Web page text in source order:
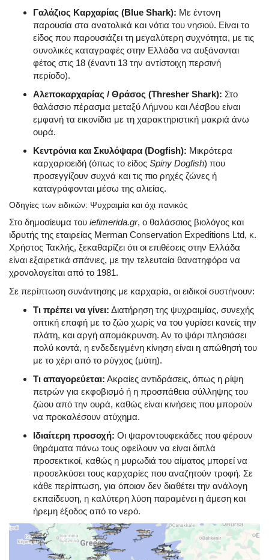
Γαλάζιος Καρχαρίας (Blue Shark): Με έντονη
παρουσία στα ανατολικά και νότια του νησιού. Είναι το
είδος που παρουσιάζει τη μεγαλύτερη συχνότητα, με τις
συνολικές καταγραφές στην Ελλάδα να αυξάνονται
φέτος στις 18 (έναντι 13 την αντίστοιχη περσινή
περίοδο).
Αλεποκαρχαρίας / Θράσος (Thresher Shark): Στο
θαλάσσιο πέρασμα μεταξύ Λήμνου και Λέσβου είναι
εμφανή τα εικονίδια με τη χαρακτηριστική μακριά άνω
ουρά.
Κεντρόνια και Σκυλόψαρα (Dogfish): Μικρότερα
καρχαριοειδή (όπως το είδος Spiny Dogfish) που
προσεγγίζουν συχνά και τις πιο ρηχές ζώνες ή
καταγράφονται μέσω της αλιείας.
Οδηγίες των ειδικών: Ψυχραιμία και όχι πανικός
Στο δημοσίευμα του iefimerida.gr, ο θαλάσσιος βιολόγος και
ιδρυτής της εταιρείας Merman Conservation Expeditions Ltd, κ.
Χρήστος Τακλής, ξεκαθαρίζει ότι οι επιθέσεις στην Ελλάδα
είναι εξαιρετικά σπάνιες, με την τελευταία θανατηφόρα να
χρονολογείται από το 1981.
Σε περίπτωση συνάντησης με καρχαρία, οι ειδικοί συστήνουν:
Τι πρέπει να γίνει: Διατήρηση της ψυχραιμίας, συνεχής
οπτική επαφή με το ζώο χωρίς να του γυρίσει κανείς την
πλάτη, και αργή απομάκρυνση. Αν το ψάρι πλησιάσει
πολύ κοντά, η ενδεδειγμένη κίνηση είναι η απώθησή του
με το χέρι από το ρύγχος (μύτη).
Τι απαγορεύεται: Ακραίες αντιδράσεις, όπως η ρίψη
πετρών για εκφοβισμό ή η προσπάθεια σύλληψης του
ζώου από την ουρά, καθώς είναι κινήσεις που μπορούν
να προκαλέσουν ατύχημα.
Ιδιαίτερη προσοχή: Οι ψαροντουφεκάδες που φέρουν
θηράματα πάνω τους οφείλουν να είναι διπλά
προσεκτικοί, καθώς η μυρωδιά του αίματος μπορεί να
προσελκύσει τους καρχαρίες που αναζητούν τροφή. Σε
κάθε περίπτωση, για όποιον δεν διαθέτει την ανάλογη
εκπαίδευση, η καλύτερη λύση παραμένει η άμεση και
ήρεμη έξοδος από το νερό.